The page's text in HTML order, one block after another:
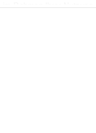
unsere Webseite
keine weiteren
oder
anmelden möchten,